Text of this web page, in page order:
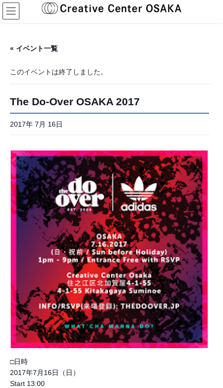
コ
ン
ナ
ビ
« イベント一覧
このイベントは終了しました。
The Do-Over OSAKA 2017
2017年 7月 16日
□日時
2017年7月16日（日）
Start 13:00